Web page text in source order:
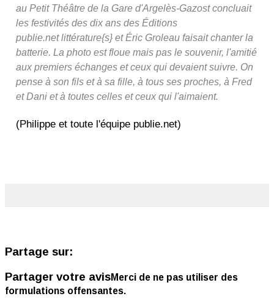
au Petit Théâtre de la Gare d'Argelès-Gazost concluait
les festivités des dix ans des Éditions
publie.net littérature{s} et Éric Groleau faisait chanter la
batterie. La photo est floue mais pas le souvenir, l'amitié
aux premiers échanges et ceux qui devaient suivre. On
pense à son fils et à sa fille, à tous ses proches, à Fred
et Dani et à toutes celles et ceux qui l'aimaient.
(Philippe et toute l'équipe publie.net)
Partage sur:
Partager votre avisMerci de ne pas utiliser des
formulations offensantes.